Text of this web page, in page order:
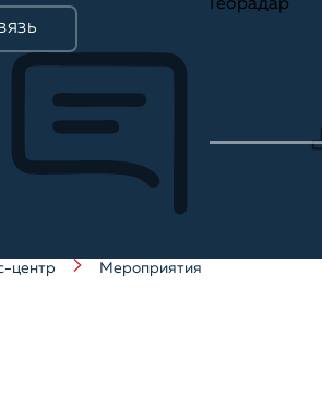
Георадар
центр Мероприятия